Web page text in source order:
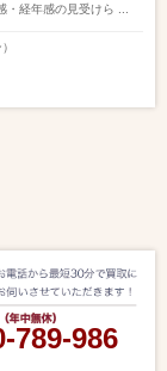
・経年感の見受けら ...
789-986